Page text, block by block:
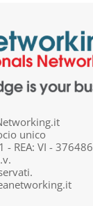
unico
- REA: VI - 376486